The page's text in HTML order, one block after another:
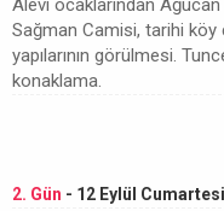
Alevi ocaklarından Ağucan
Sağman Camisi, tarihi köy
yapılarının görülmesi.
konaklama.
2. Gün - 12 Eylül